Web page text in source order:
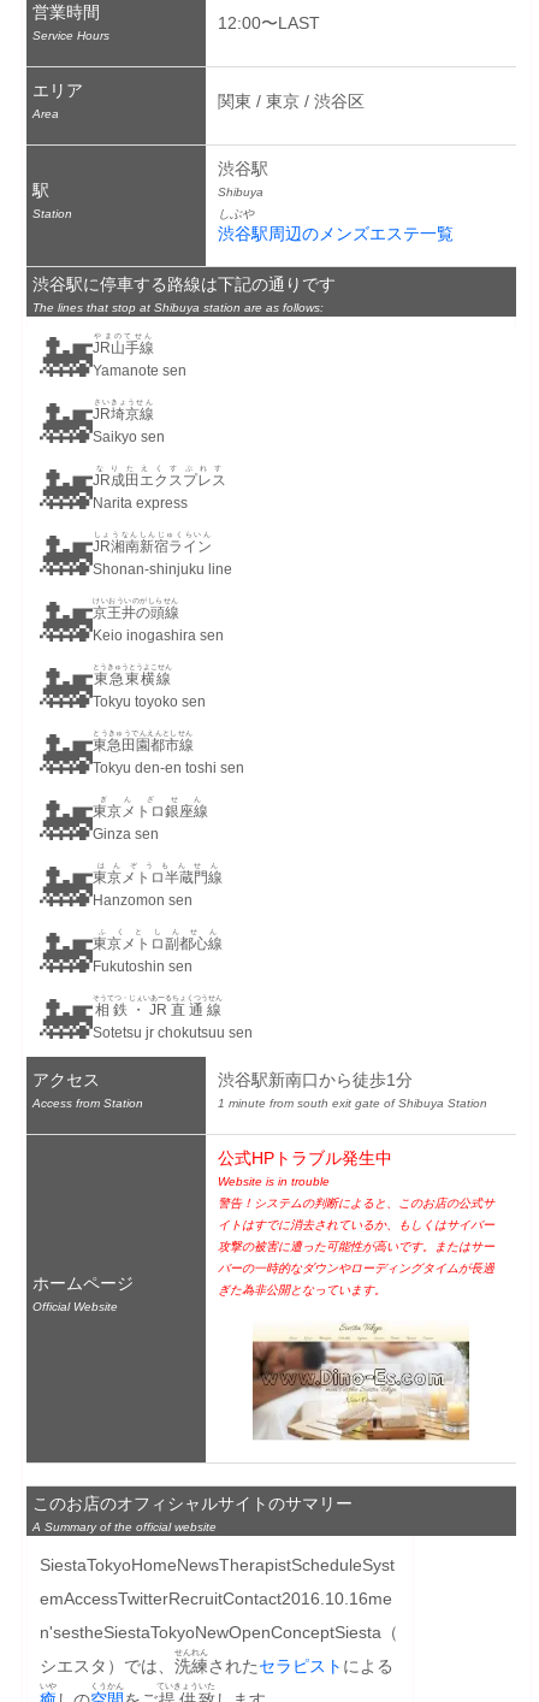
営業時間
Service Hours
12:00〜LAST
エリア
Area
関東 / 東京 / 渋谷区
駅
Station
渋谷駅
Shibuya
しぶや
渋谷駅周辺のメンズエステ一覧
渋谷駅に停車する路線は下記の通りです
The lines that stop at Shibuya station are as follows:
🚂JR山手線
やまのてせん
Yamanote sen
🚂JR埼京線
さいきょうせん
Saikyo sen
🚂JR成田エクスプレス
なりたえくすぷれす
Narita express
🚂JR湘南新宿ライン
しょうなんしんじゅくらいん
Shonan-shinjuku line
🚂京王井の頭線
けいおういのがしらせん
Keio inogashira sen
🚂東急東横線
とうきゅうとうよこせん
Tokyu toyoko sen
🚂東急田園都市線
とうきゅうでんえんとしせん
Tokyu den-en toshi sen
🚂東京メトロ銀座線
ぎんざせん
Ginza sen
🚂東京メトロ半蔵門線
はんぞうもんせん
Hanzomon sen
🚂東京メトロ副都心線
ふくとしんせん
Fukutoshin sen
🚂相鉄・JR直通線
そうてつ・じぇいあーるちょくつうせん
Sotetsu jr chokutsuu sen
アクセス
Access from Station
渋谷駅新南口から徒歩1分
1 minute from south exit gate of Shibuya Station
ホームページ
Official Website
公式HPトラブル発生中
Website is in trouble
警告！システムの判断によると、このお店の公式サ
イトはすでに消去されているか、もしくはサイバー
攻撃の被害に遭った可能性が高いです。またはサー
バーの一時的なダウンやローディングタイムが長過
ぎた為非公開となっています。
このお店のオフィシャルサイトのサマリー
A Summary of the official website
SiestaTokyoHomeNewsTherapistScheduleSyst
emAccessTwitterRecruitContact2016.10.16me
n'sestheSiestaTokyoNewOpenConceptSiesta（
シエスタ）では、 洗練
せんれん
されたセラピスト による
いや くうかん ていきょう いた